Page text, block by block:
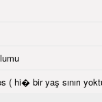
( hi� bir yaş sınırı